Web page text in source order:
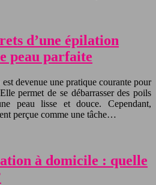
d’une épilation
peau parfaite
devenue une pratique courante pour
permet de se débarrasser des poils
peau lisse et douce. Cependant,
perçue comme une tâche…
à domicile : quelle